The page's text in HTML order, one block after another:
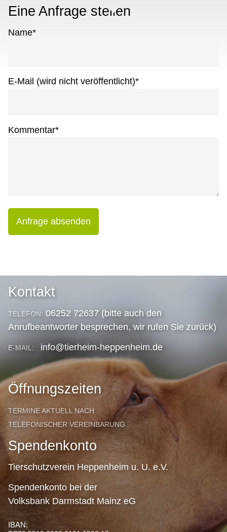
Eine Anfrage stellen
Name*
E-Mail (wird nicht veröffentlicht)*
Kommentar*
Anfrage absenden
Kontakt
TELEFON: 06252 72637 (bitte auch den
Anrufbeantworter besprechen, wir rufen Sie zurück)
E-MAIL: info@tierheim-heppenheim.de
Öffnungszeiten
TERMINE AKTUELL NACH
TELEFONISCHER VEREINBARUNG
Spendenkonto
Tierschutzverein Heppenheim u. U. e.V.
Spendenkonto bei der
Volksbank Darmstadt Mainz eG
IBAN: